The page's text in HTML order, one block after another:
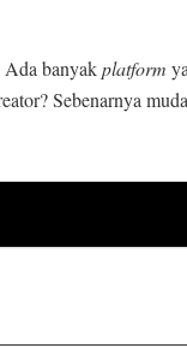
Ada banyakplatform
Sebenarnya